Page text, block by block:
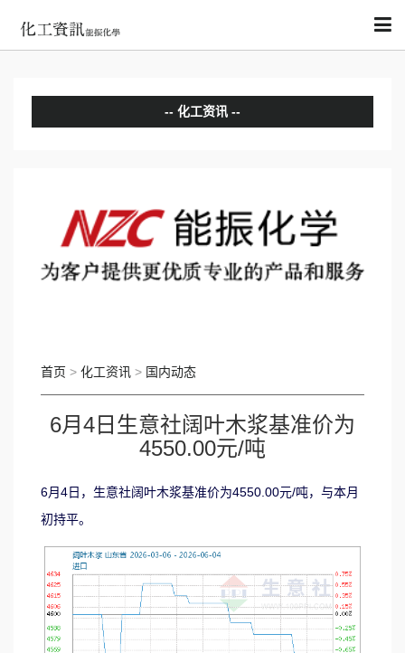
化工资讯
国际动态
首页 > 化工资讯 > 国内动态
6月4日生意社阔叶木浆基准价为
4550.00元/吨
6月4日，生意社阔叶木浆基准价为4550.00元/吨，与本月
初持平。